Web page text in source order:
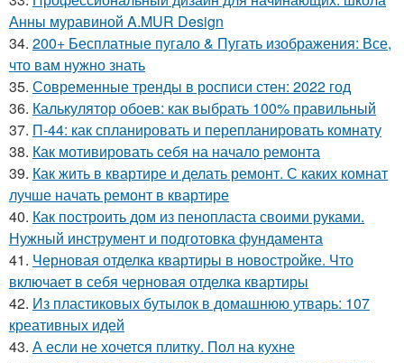
Анны муравиной A.MUR Design
34. 200+ Бесплатные пугало & Пугать изображения: Все,
что вам нужно знать
35. Современные тренды в росписи стен: 2022 год
36. Калькулятор обоев: как выбрать 100% правильный
37. П-44: как спланировать и перепланировать комнату
38. Как мотивировать себя на начало ремонта
39. Как жить в квартире и делать ремонт. С каких комнат
лучше начать ремонт в квартире
40. Как построить дом из пенопласта своими руками.
Нужный инструмент и подготовка фундамента
41. Черновая отделка квартиры в новостройке. Что
включает в себя черновая отделка квартиры
42. Из пластиковых бутылок в домашнюю утварь: 107
креативных идей
43. А если не хочется плитку. Пол на кухне